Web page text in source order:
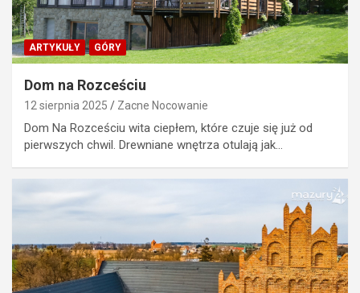
ARTYKUŁY GÓRY
Dom na Rozceściu
12 sierpnia 2025 Zacne Nocowanie
Dom Na Rozceściu wita ciepłem, które czuje się już od
pierwszych chwil. Drewniane wnętrza otulają jak…